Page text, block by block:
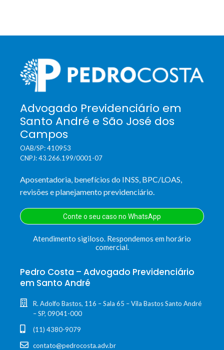
Advogado Previdenciário em
Santo André e São José dos
Campos
OAB/SP: 410953
CNPJ: 43.266.199/0001-07
Aposentadoria, benefícios do INSS, BPC/LOAS,
revisões e planejamento previdenciário.
Conte o seu caso no WhatsApp
Atendimento sigiloso. Respondemos em horário
comercial.
Pedro Costa – Advogado Previdenciário
em Santo André
R. Adolfo Bastos, 116 – Sala 65 – Vila Bastos Santo André
– SP, 09041-000
(11) 4380-9079
contato@pedrocosta.adv.br